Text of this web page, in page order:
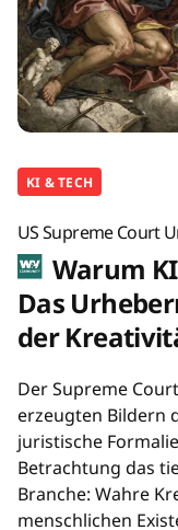
KI & TECH
US Supreme Court
Warum
Das
der
Der Supreme
erzeugten Bildern
juristische
Betrachtung das
Branche: Wahre
menschlichen